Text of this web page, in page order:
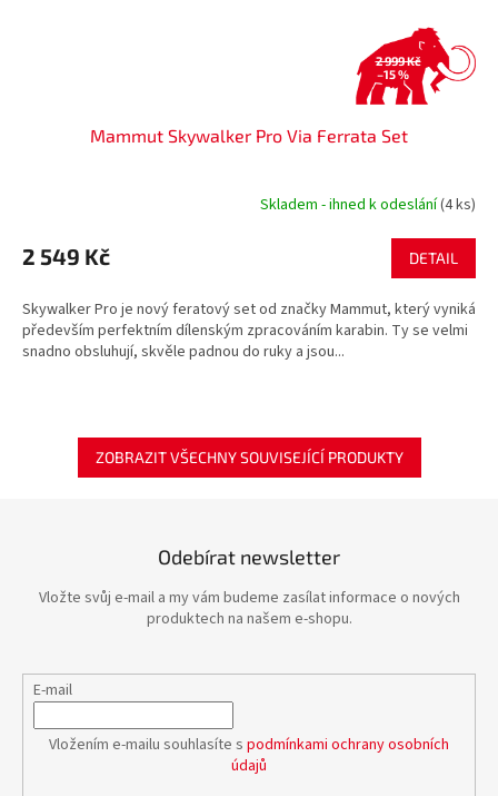
2 999 Kč
–15 %
Mammut Skywalker Pro Via Ferrata Set
Skladem - ihned k odeslání(4 ks)
2 549 Kč DETAIL
Skywalker Pro je nový feratový set od značky Mammut, který vyniká
především perfektním dílenským zpracováním karabin. Ty se velmi
snadno obsluhují, skvěle padnou do ruky a jsou...
ZOBRAZIT VŠECHNY SOUVISEJÍCÍ PRODUKTY
Odebírat newsletter
Vložte svůj e-mail a my vám budeme zasílat informace o nových
produktech na našem e-shopu.
E-mail
Vložením e-mailu souhlasíte s podmínkami ochrany osobních
údajů